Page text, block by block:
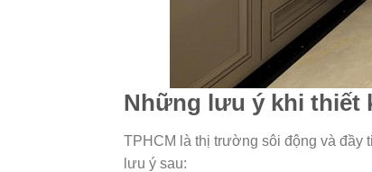
Những lưu ý khi thiết
TPHCM là thị trường sôi động và đầy
lưu ý sau: